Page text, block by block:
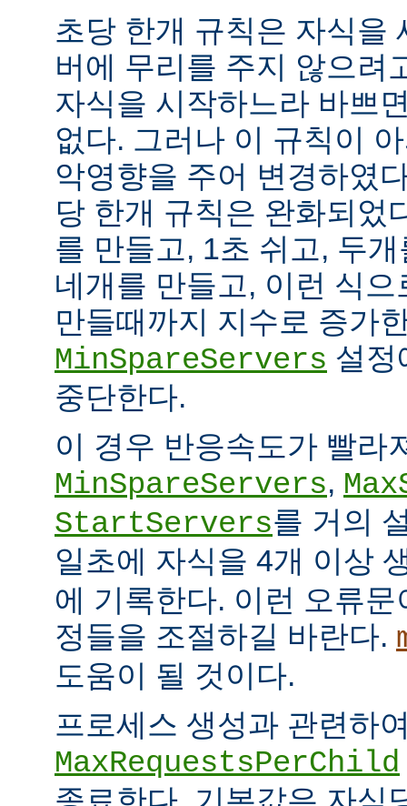
초당 한개 규칙은 자식을
버에 무리를 주지 않으려
자식을 시작하느라 바쁘
없다. 그러나 이 규칙이
악영향을 주어 변경하였
당 한개 규칙은 완화되었
를 만들고, 1초 쉬고, 두
네개를 만들고, 이런 식
만들때까지 지수로 증가
MinSpareServers 설정
중단한다.
이 경우 반응속도가 빨라
MinSpareServers,
StartServers를 거의
일초에 자식을 4개 이상
에 기록한다. 이런 오류
정들을 조절하길 바란다.
도움이 될 것이다.
프로세스 생성과 관련하
MaxRequestsPerChild